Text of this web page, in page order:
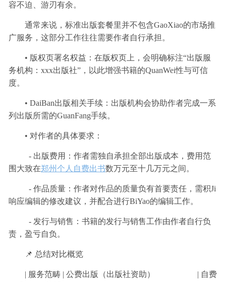
容不迫、游刃有余。
通常来说，标准出版套餐里并不包含GaoXiao的市场推
广服务，这部分工作往往需要作者自行承担。
• 版权页署名权益：在版权页上，会明确标注“出版服
务机构：xxx出版社”，以此增强书籍的QuanWei性与可信
度。
• DaiBan出版相关手续：出版机构会协助作者完成一系
列出版所需的GuanFang手续。
• 对作者的具体要求：
- 出版费用：作者需独自承担全部出版成本，费用范
围大致在郑州个人自费出书数万元至十几万元之间。
- 作品质量：作者对作品的质量负有首要责任，需积Ji
响应编辑的修改建议，并配合进行BiYao的编辑工作。
- 发行与销售：书籍的发行与销售工作由作者自行负
责，盈亏自负。
📌 总结对比概览
| 服务范畴 | 公费出版（出版社资助） | 自费